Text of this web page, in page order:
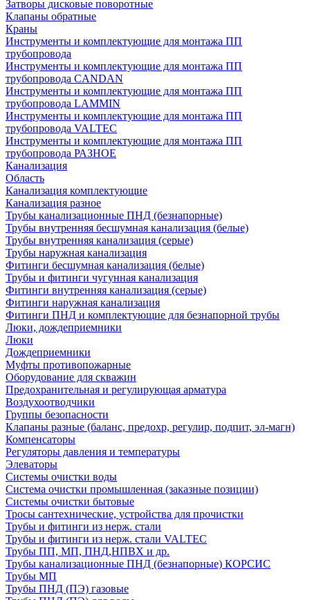
Затворы дисковые поворотные
Клапаны обратные
Краны
Инструменты и комплектующие для монтажа ПП
трубопровода
Инструменты и комплектующие для монтажа ПП
трубопровода CANDAN
Инструменты и комплектующие для монтажа ПП
трубопровода LAMMIN
Инструменты и комплектующие для монтажа ПП
трубопровода VALTEC
Инструменты и комплектующие для монтажа ПП
трубопровода РАЗНОЕ
Канализация
Область
Канализация комплектующие
Канализация разное
Трубы канализационные ПНД (безнапорные)
Трубы внутренняя бесшумная канализация (белые)
Трубы внутренняя канализация (серые)
Трубы наружная канализация
Фитинги бесшумная канализация (белые)
Трубы и фитинги чугунная канализация
Фитинги внутренняя канализация (серые)
Фитинги наружная канализация
Фитинги ПНД и комплектующие для безнапорной трубы
Люки, дождеприемники
Люки
Дождеприемники
Муфты противопожарные
Оборудование для скважин
Предохранительная и регулирующая арматура
Воздухоотводчики
Группы безопасности
Клапаны разные (баланс, предохр, регулир, подпит, эл-магн)
Компенсаторы
Регуляторы давления и температуры
Элеваторы
Системы очистки воды
Система очистки промышленная (заказные позиции)
Системы очистки бытовые
Тросы сантехнические, устройства для прочистки
Трубы и фитинги из нерж. стали
Трубы и фитинги из нерж. стали VALTEC
Трубы ПП, МП, ПНД,НПВХ и др.
Трубы канализационные ПНД (безнапорные) КОРСИС
Трубы МП
Трубы ПНД (ПЭ) газовые